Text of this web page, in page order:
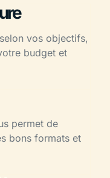
vos objectifs,
budget et
permet de
bons formats et